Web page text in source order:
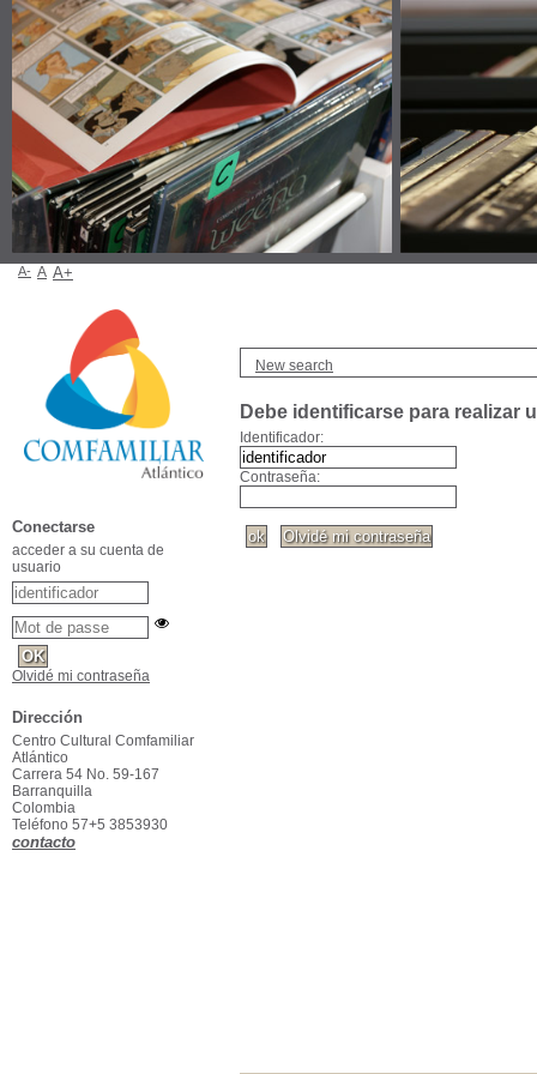
New search
Debe identificarse para realizar
Identificador:
Contraseña:
A- A A+
Conectarse
acceder a su cuenta de
usuario
Olvidé mi contraseña
Dirección
Centro Cultural Comfamiliar
Atlántico
Carrera 54 No. 59-167
Barranquilla
Colombia
Teléfono 57+5 3853930
contacto